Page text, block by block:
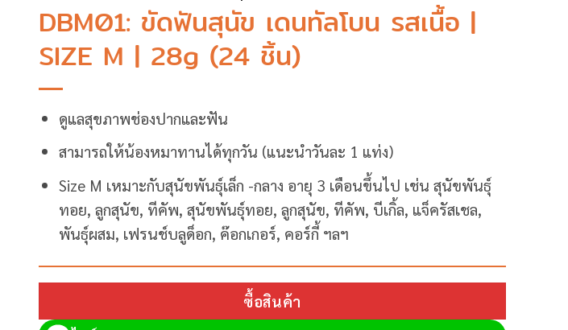
DBM01: ขัดฟันสุนัข เดนทัลโบน รสเนื้อ |
SIZE M | 28g (24 ชิ้น)
ดูแลสุขภาพช่องปากและฟัน
สามารถให้น้องหมาทานได้ทุกวัน (แนะนำวันละ 1 แท่ง)
Size M เหมาะกับสุนัขพันธุ์เล็ก -กลาง อายุ 3 เดือนขึ้นไป เช่น สุนัขพันธุ์
ทอย, ลูกสุนัข, ทีคัพ, สุนัขพันธุ์ทอย, ลูกสุนัข, ทีคัพ, บีเกิ้ล, แจ็ครัสเชล,
พันธุ์ผสม, เฟรนช์บลูด็อก, ค๊อกเกอร์, คอร์กี้ ฯลฯ
ซื้อสินค้า